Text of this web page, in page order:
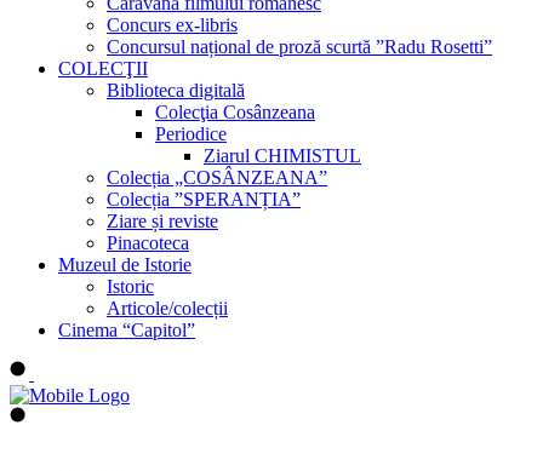
Concurs ex-libris
Concursul național de proză scurtă ”Radu Rosetti”
COLECŢII
Biblioteca digitală
Colecţia Cosânzeana
Periodice
Ziarul CHIMISTUL
Colecția „COSÂNZEANA”
Colecția ”SPERANȚIA”
Ziare și reviste
Pinacoteca
Muzeul de Istorie
Istoric
Articole/colecții
Cinema “Capitol”